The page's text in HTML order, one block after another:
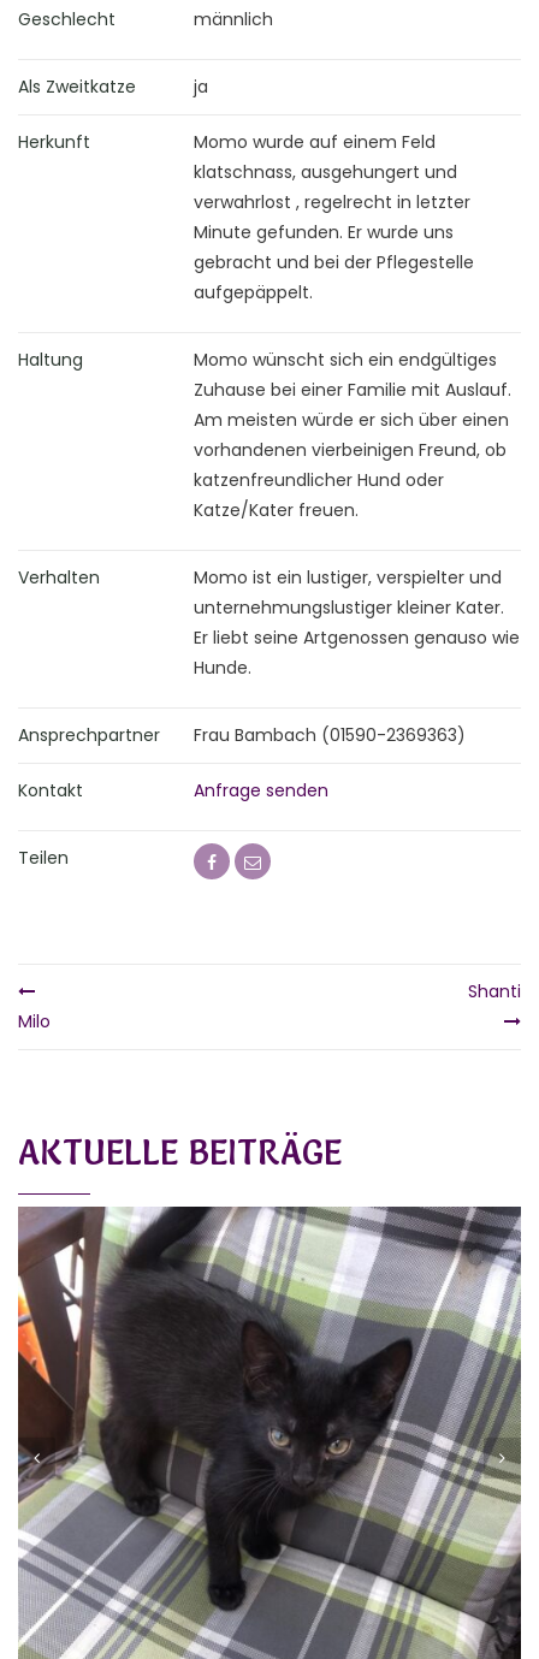
Geschlecht männlich
Als Zweitkatze ja
Herkunft
Momo wurde auf einem Feld
klatschnass, ausgehungert und
verwahrlost , regelrecht in letzter
Minute gefunden. Er wurde uns
gebracht und bei der Pflegestelle
aufgepäppelt.
Haltung
Momo wünscht sich ein endgültiges
Zuhause bei einer Familie mit Auslauf.
Am meisten würde er sich über einen
vorhandenen vierbeinigen Freund, ob
katzenfreundlicher Hund oder
Katze/Kater freuen.
Verhalten
Momo ist ein lustiger, verspielter und
unternehmungslustiger kleiner Kater.
Er liebt seine Artgenossen genauso wie
Hunde.
Ansprechpartner Frau Bambach (01590-2369363)
Kontakt Anfrage senden
Teilen
Milo
Shanti
AKTUELLE BEITRÄGE
ELFIE
Vermittelt